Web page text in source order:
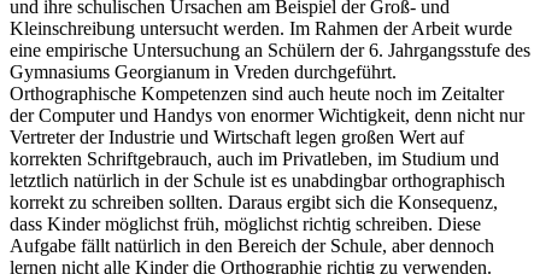
und ihre schulischen Ursachen am Beispiel der Groß- und
Kleinschreibung untersucht werden. Im Rahmen der Arbeit wurde
eine empirische Untersuchung an Schülern der 6. Jahrgangsstufe des
Gymnasiums Georgianum in Vreden durchgeführt.
Orthographische Kompetenzen sind auch heute noch im Zeitalter
der Computer und Handys von enormer Wichtigkeit, denn nicht nur
Vertreter der Industrie und Wirtschaft legen großen Wert auf
korrekten Schriftgebrauch, auch im Privatleben, im Studium und
letztlich natürlich in der Schule ist es unabdingbar orthographisch
korrekt zu schreiben sollten. Daraus ergibt sich die Konsequenz,
dass Kinder möglichst früh, möglichst richtig schreiben. Diese
Aufgabe fällt natürlich in den Bereich der Schule, aber dennoch
lernen nicht alle Kinder die Orthographie richtig zu verwenden.